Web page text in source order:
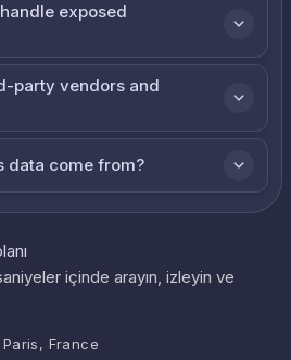
exposed
party vendors and
data come from?
içinde arayın, izleyin ve
France